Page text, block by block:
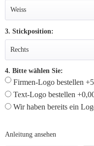
3. Stickposition:
4. Bitte wählen Sie:
Firmen-Logo bestellen
Text-Logo bestellen
Wir haben bereits ein
Anleitung ansehen